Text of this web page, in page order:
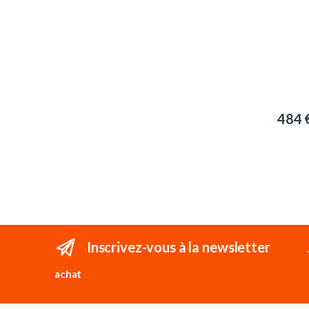
484
Inscrivez-vous à la newsletter
achat